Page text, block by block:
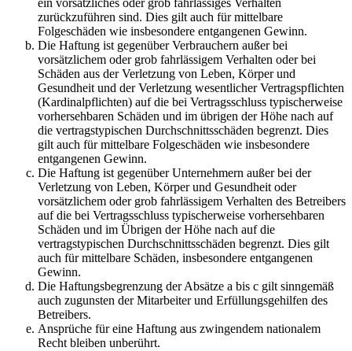
ein vorsätzliches oder grob fahrlässiges Verhalten
zurückzuführen sind. Dies gilt auch für mittelbare
Folgeschäden wie insbesondere entgangenen Gewinn.
Die Haftung ist gegenüber Verbrauchern außer bei
vorsätzlichem oder grob fahrlässigem Verhalten oder bei
Schäden aus der Verletzung von Leben, Körper und
Gesundheit und der Verletzung wesentlicher Vertragspflichten
(Kardinalpflichten) auf die bei Vertragsschluss typischerweise
vorhersehbaren Schäden und im übrigen der Höhe nach auf
die vertragstypischen Durchschnittsschäden begrenzt. Dies
gilt auch für mittelbare Folgeschäden wie insbesondere
entgangenen Gewinn.
Die Haftung ist gegenüber Unternehmern außer bei der
Verletzung von Leben, Körper und Gesundheit oder
vorsätzlichem oder grob fahrlässigem Verhalten des Betreibers
auf die bei Vertragsschluss typischerweise vorhersehbaren
Schäden und im Übrigen der Höhe nach auf die
vertragstypischen Durchschnittsschäden begrenzt. Dies gilt
auch für mittelbare Schäden, insbesondere entgangenen
Gewinn.
Die Haftungsbegrenzung der Absätze a bis c gilt sinngemäß
auch zugunsten der Mitarbeiter und Erfüllungsgehilfen des
Betreibers.
Ansprüche für eine Haftung aus zwingendem nationalem
Recht bleiben unberührt.